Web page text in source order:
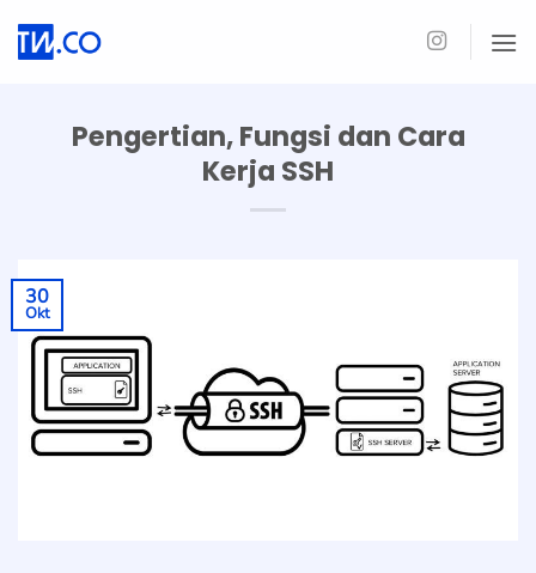
Pengertian, Fungsi dan Cara
Kerja SSH
30
Okt